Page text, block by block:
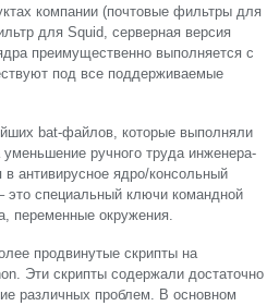
компании (почтовые фильтры для
для Squid, серверная версия
преимущественно выполняется с
под все поддерживаемые
bat-файлов, которые выполняли
ручного труда инженера-
антивирусное ядро/консольный
это специальный ключи командной
переменные окружения.
продвинутые скрипты на
Эти скрипты содержали достаточно
различных проблем. В основном